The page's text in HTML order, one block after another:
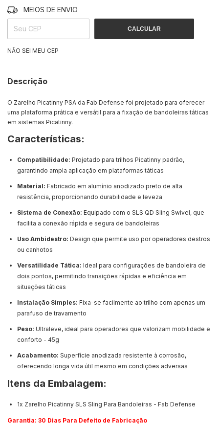
MEIOS DE ENVIO
CALCULAR
NÃO SEI MEU CEP
Descrição
O Zarelho Picatinny PSA da Fab Defense foi projetado para oferecer
uma plataforma prática e versátil para a fixação de bandoleiras táticas
em sistemas Picatinny.
Características:
Compatibilidade: Projetado para trilhos Picatinny padrão,
garantindo ampla aplicação em plataformas táticas
Material: Fabricado em alumínio anodizado preto de alta
resistência, proporcionando durabilidade e leveza
Sistema de Conexão: Equipado com o SLS QD Sling Swivel, que
facilita a conexão rápida e segura de bandoleiras
Uso Ambidestro: Design que permite uso por operadores destros
ou canhotos
Versatilidade Tática: Ideal para configurações de bandoleira de
dois pontos, permitindo transições rápidas e eficiência em
situações táticas
Instalação Simples: Fixa-se facilmente ao trilho com apenas um
parafuso de travamento
Peso: Ultraleve, ideal para operadores que valorizam mobilidade e
conforto - 45g
Acabamento: Superfície anodizada resistente à corrosão,
oferecendo longa vida útil mesmo em condições adversas
Itens da Embalagem:
1x Zarelho Picatinny SLS Sling Para Bandoleiras - Fab Defense
Garantia: 30 Dias Para Defeito de Fabricação